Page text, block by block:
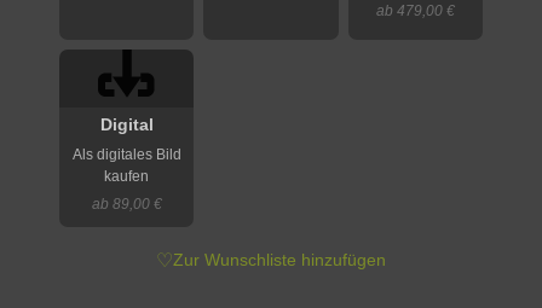
ab 479,00 €
Digital
Als digitales Bild
kaufen
ab 89,00 €
♡Zur Wunschliste hinzufügen